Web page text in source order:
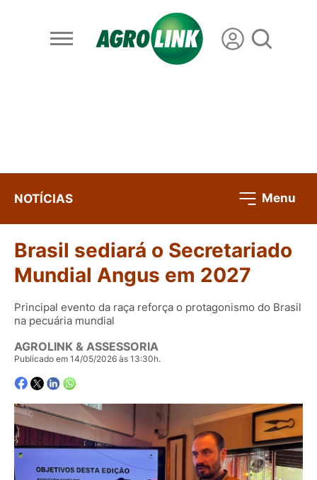
NOTÍCIAS Menu
Brasil sediará o Secretariado
Mundial Angus em 2027
Principal evento da raça reforça o protagonismo do Brasil
na pecuária mundial
AGROLINK & ASSESSORIA
Publicado em 14/05/2026 às 13:30h.